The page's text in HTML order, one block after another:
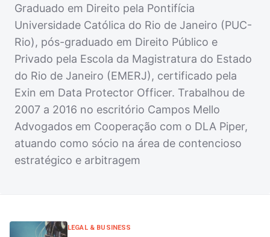
Graduado em Direito pela Pontifícia
Universidade Católica do Rio de Janeiro (PUC-
Rio), pós-graduado em Direito Público e
Privado pela Escola da Magistratura do Estado
do Rio de Janeiro (EMERJ), certificado pela
Exin em Data Protector Officer. Trabalhou de
2007 a 2016 no escritório Campos Mello
Advogados em Cooperação com o DLA Piper,
atuando como sócio na área de contencioso
estratégico e arbitragem
LEGAL & BUSINESS